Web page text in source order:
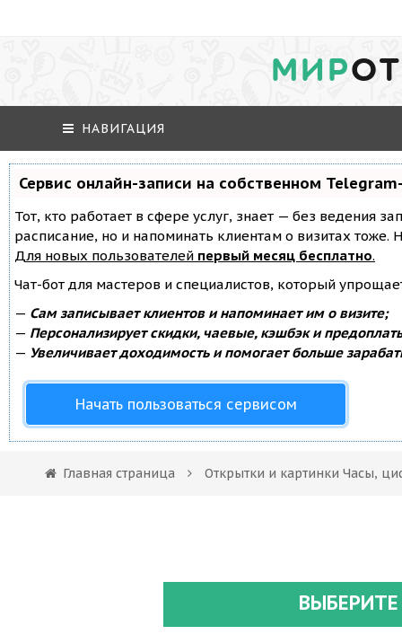
МИР
НАВИГАЦИЯ
Сервис онлайн-записи на собственном
Тот, кто работает в сфере услуг, знает — без ведения
расписание, но и напоминать клиентам о визитах
Для новых пользователей первый месяц бесплатно.
Чат-бот для мастеров и специалистов, который
— Сам записывает клиентов и напоминает им о визите;
— Персонализирует скидки, чаевые, кэшбэк и
— Увеличивает доходимость и помогает больше
Начать пользоваться сервисом
Главная страница Открытки и картинки Часы,